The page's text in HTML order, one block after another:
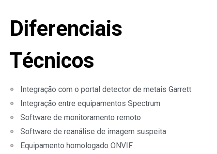
Diferenciais
Técnicos
Integração com o portal detector de metais Garrett
Integração entre equipamentos Spectrum
Software de monitoramento remoto
Software de reanálise de imagem suspeita
Equipamento homologado ONVIF